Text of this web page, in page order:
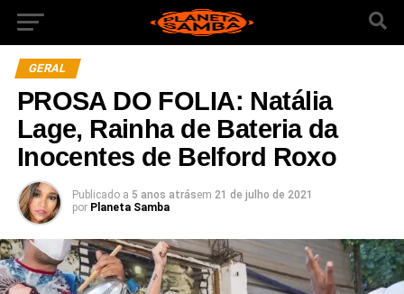
GERAL
PROSA DO FOLIA: Natália
Lage, Rainha de Bateria da
Inocentes de Belford Roxo
Publicado a 5 anos atrásem 21 de julho de 2021
por Planeta Samba